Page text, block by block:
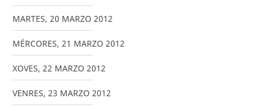
MARTES, 20 MARZO 2012
MÉRCORES, 21 MARZO 2012
XOVES, 22 MARZO 2012
VENRES, 23 MARZO 2012